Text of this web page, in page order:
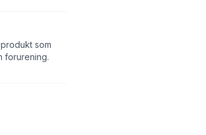
som
forurening.